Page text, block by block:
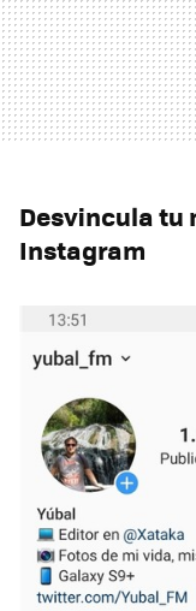
Desvincula tu
Instagram